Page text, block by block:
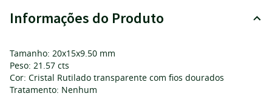
Informações do Produto
Tamanho: 20x15x9.50 mm
Peso: 21.57 cts
Cor: Cristal Rutilado transparente com fios dourados
Tratamento: Nenhum